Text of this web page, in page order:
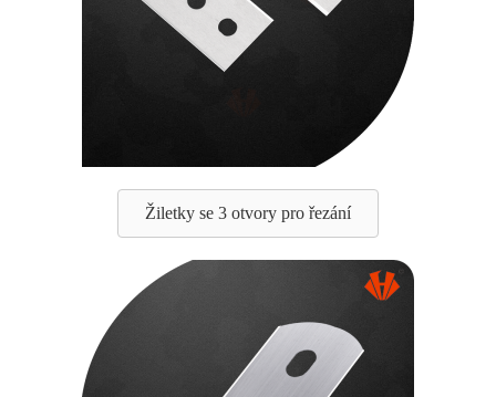
Žiletky se 3 otvory pro řezání